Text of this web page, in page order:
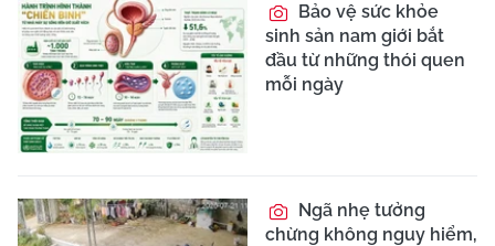
Bảo vệ sức khỏe
sinh sản nam giới bắt
đầu từ những thói quen
mỗi ngày
Ngã nhẹ tưởng
chừng không nguy hiểm,